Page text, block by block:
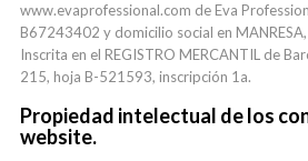
www.evaprofessional.com de Eva
B67243402 y domicilio social en MANRESA,
Inscrita en el REGISTRO MERCANTIL de
215, hoja B-521593, inscripción 1a.
Propiedad intelectual de los
website.